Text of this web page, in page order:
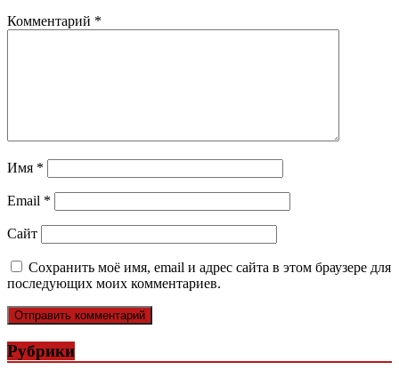
Комментарий *
Имя *
Email *
Сайт
Сохранить моё имя, email и адрес сайта в этом браузере для
последующих моих комментариев.
Рубрики